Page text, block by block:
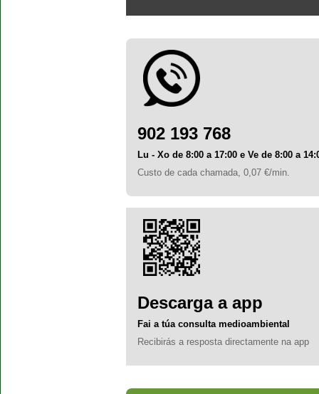
902 193 768
Lu - Xo de 8:00 a 17:00 e Ve de 8:00 a
Custo de cada chamada, 0,07 €/min.
Descarga a app
Fai a túa consulta medioambiental
Recibirás a resposta directamente na app